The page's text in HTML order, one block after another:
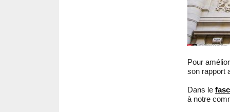
Pour
son rapport
Dans le
à notre